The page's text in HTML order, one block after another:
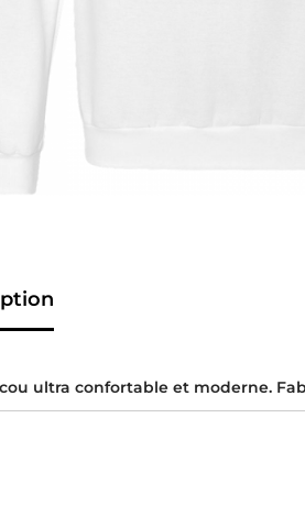
ultra confortable et moderne.